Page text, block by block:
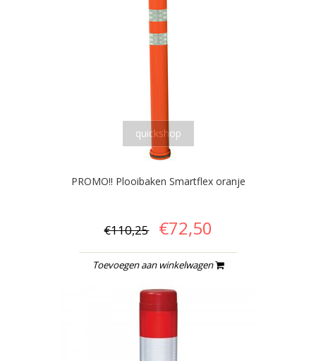
quickshop
PROMO!! Plooibaken Smartflex oranje
€110,25 €72,50
Toevoegen aan winkelwagen